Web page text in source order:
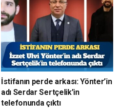
İstifanın perde arkası: Yönter’in
adı Serdar Sertçelik’in
telefonunda çıktı